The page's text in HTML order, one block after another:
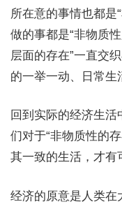
所在意的事情也都是
做的事都是“非物质
层面的存在”一直交
的一举一动、日常生
回到实际的经济生活
们对于“非物质性的
其一致的生活，才有
经济的原意是人类在